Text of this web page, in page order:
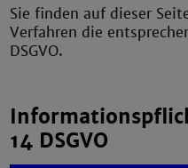
Sie finden auf dieser
Verfahren die
DSGVO.
14 DSGVO